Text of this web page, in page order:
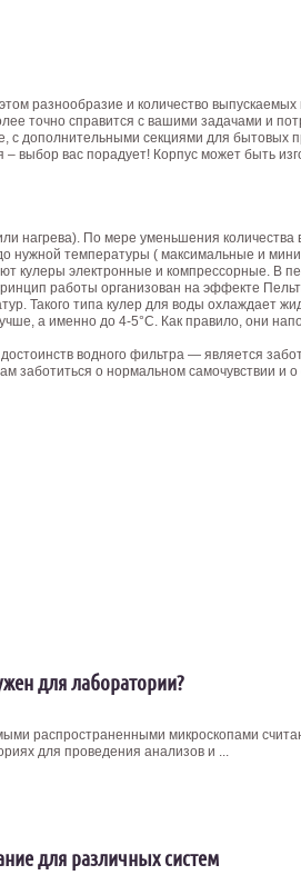
разнообразие и количество
точно справится с вашими задачами и
с дополнительными секциями для бытовых
выбор вас порадует! Корпус может быть
нагрева). По мере уменьшения количества
нужной температуры ( максимальные и
кулеры электронные и компрессорные. В
работы организован на эффекте
Такого типа кулер для воды охлаждает
а именно до 4-5°С. Как правило, они
водного фильтра — является
заботиться о нормальном самочувствии и о
для лаборатории?
распространенными микроскопами
для проведения анализов и ...
для различных систем